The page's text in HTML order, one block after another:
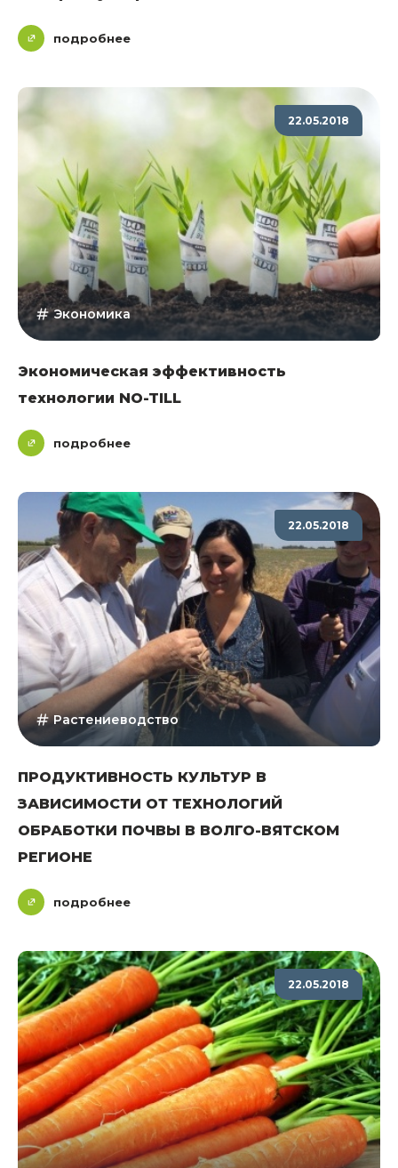
подробнее
22.05.2018
Экономика
Экономическая эффективность
технологии NO-TILL
подробнее
22.05.2018
Растениеводство
ПРОДУКТИВНОСТЬ КУЛЬТУР В
ЗАВИСИМОСТИ ОТ ТЕХНОЛОГИЙ
ОБРАБОТКИ ПОЧВЫ В ВОЛГО-ВЯТСКОМ
РЕГИОНЕ
подробнее
22.05.2018